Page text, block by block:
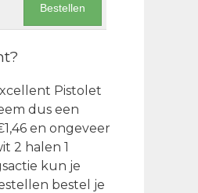
Bestellen
Pistolet
dus een
en ongeveer
2 halen 1
kun je
bestel je